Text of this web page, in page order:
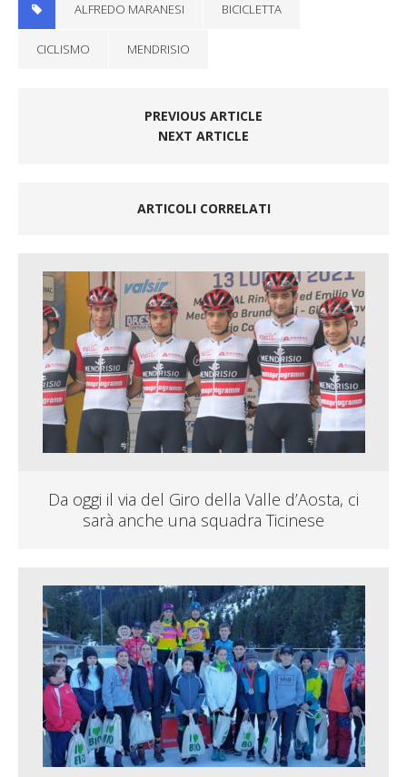
ALFREDO MARANESI BICICLETTA
CICLISMO MENDRISIO
PREVIOUS ARTICLE
NEXT ARTICLE
ARTICOLI CORRELATI
Da oggi il via del Giro della Valle d’Aosta, ci
sarà anche una squadra Ticinese